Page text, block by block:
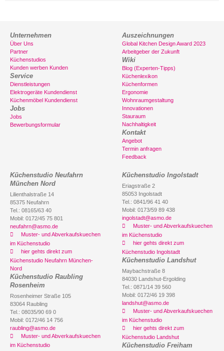
Unternehmen
Über Uns
Partner
Küchenstudios
Kunden werben Kunden
Service
Dienstleistungen
Elektrogeräte Kundendienst
Küchenmöbel Kundendienst
Jobs
Jobs
Bewerbungsformular
Auszeichnungen
Global Kitchen Design Award 2023
Arbeitgeber der Zukunft
Wiki
Blog (Experten-Tipps)
Küchenlexikon
Küchenformen
Ergonomie
Wohnraumgestaltung
Innovationen
Stauraum
Nachhaltigkeit
Kontakt
Angebot
Termin anfragen
Feedback
Küchenstudio Neufahrn
München Nord
Lilienthalstraße 14
85375 Neufahrn
Tel.: 08165/63 40
Mobil: 0172/45 75 801
neufahrn@asmo.de
Muster- und Abverkaufskuechen
im Küchenstudio
hier gehts direkt zum
Küchenstudio Neufahrn München-
Nord
Küchenstudio Raubling
Rosenheim
Rosenheimer Straße 105
83064 Raubling
Tel.: 08035/90 69 0
Mobil: 0172/46 14 756
raubling@asmo.de
Muster- und Abverkaufskuechen
im Küchenstudio
Küchenstudio Ingolstadt
Eriagstraße 2
85053 Ingolstadt
Tel.: 0841/96 41 40
Mobil: 0173/59 89 438
ingolstadt@asmo.de
Muster- und Abverkaufskuechen
im Küchenstudio
hier gehts direkt zum
Küchenstudio Ingolstadt
Küchenstudio Landshut
Maybachstraße 8
84030 Landshut-Ergolding
Tel.: 0871/14 39 560
Mobil: 0172/46 19 398
landshut@asmo.de
Muster- und Abverkaufskuechen
im Küchenstudio
hier gehts direkt zum
Küchenstudio Landshut
Küchenstudio Freiham